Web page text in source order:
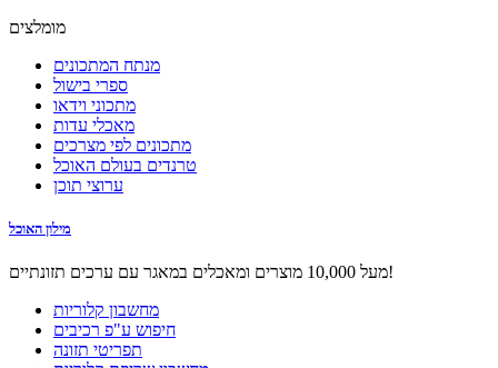
מומלצים
מנתח המתכונים
ספרי בישול
מתכוני וידאו
מאכלי עדות
מתכונים לפי מצרכים
טרנדים בעולם האוכל
ערוצי תוכן
מילון האוכל
מעל 10,000 מוצרים ומאכלים במאגר עם ערכים תזונתיים!
מחשבון קלוריות
חיפוש ע"פ רכיבים
תפריטי תזונה